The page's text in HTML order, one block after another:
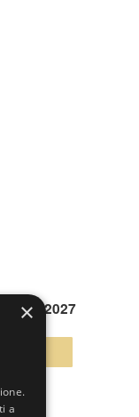
Aprile 2027
×
a